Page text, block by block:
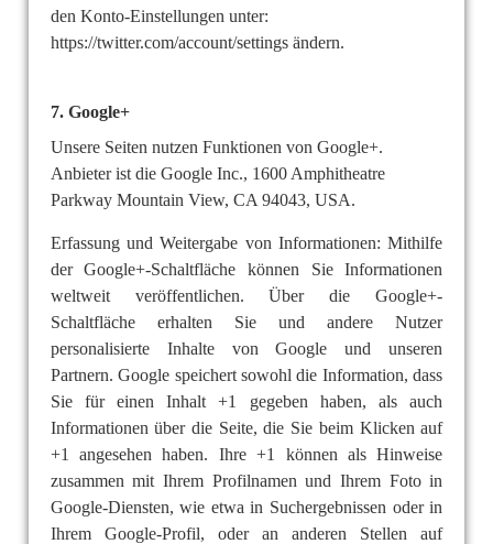
den Konto-Einstellungen unter:
https://twitter.com/account/settings ändern.
7. Google+
Unsere Seiten nutzen Funktionen von Google+.
Anbieter ist die Google Inc., 1600 Amphitheatre
Parkway Mountain View, CA 94043, USA.
Erfassung und Weitergabe von Informationen: Mithilfe
der Google+-Schaltfläche können Sie Informationen
weltweit veröffentlichen. Über die Google+-
Schaltfläche erhalten Sie und andere Nutzer
personalisierte Inhalte von Google und unseren
Partnern. Google speichert sowohl die Information, dass
Sie für einen Inhalt +1 gegeben haben, als auch
Informationen über die Seite, die Sie beim Klicken auf
+1 angesehen haben. Ihre +1 können als Hinweise
zusammen mit Ihrem Profilnamen und Ihrem Foto in
Google-Diensten, wie etwa in Suchergebnissen oder in
Ihrem Google-Profil, oder an anderen Stellen auf